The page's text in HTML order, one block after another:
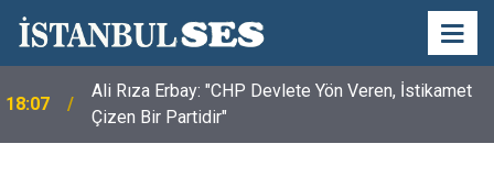
18:07
Ali Rıza Erbay: "CHP Devlete Yön Veren, İstikamet
Çizen Bir Partidir"